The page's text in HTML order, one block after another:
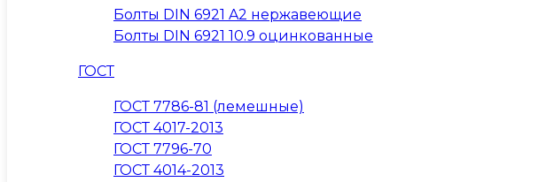
Болты DIN 6921 A2 нержавеющие
Болты DIN 6921 10.9 оцинкованные
ГОСТ
ГОСТ 7786-81 (лемешные)
ГОСТ 4017-2013
ГОСТ 7796-70
ГОСТ 4014-2013